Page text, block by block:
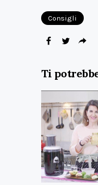
Consigli
Ti